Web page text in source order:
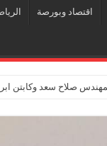
اقتصاد وبورصة
صلاح سعد وكابتن